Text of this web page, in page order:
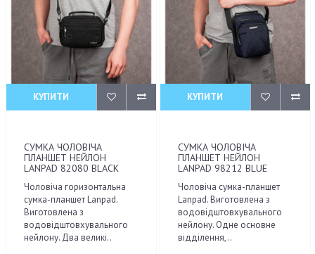
КУПИТИ
СУМКА ЧОЛОВІЧА
ПЛАНШЕТ НЕЙЛОН
LANPAD 82080 BLACK
Чоловіча горизонтальна
сумка-планшет Lanpad.
Виготовлена з
водовідштовхувального
нейлону. Два великі..
КУПИТИ
СУМКА ЧОЛОВІЧА
ПЛАНШЕТ НЕЙЛОН
LANPAD 98212 BLUE
Чоловіча сумка-планшет
Lanpad. Виготовлена з
водовідштовхувального
нейлону. Одне основне
відділення,..